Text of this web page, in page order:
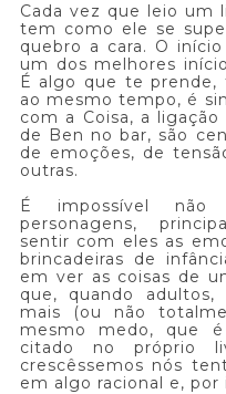
Cada vez que leio um
tem como ele se
quebro a cara. O
um dos melhores
É algo que te prende,
ao mesmo tempo, é
com a Coisa, a
de Ben no bar, são
de emoções, de
outras.
É impossível
personagens,
sentir com eles as
brincadeiras de
em ver as coisas de
que, quando adultos,
mais (ou não
mesmo medo, que
citado no próprio
crescêssemos nós
em algo racional e, por